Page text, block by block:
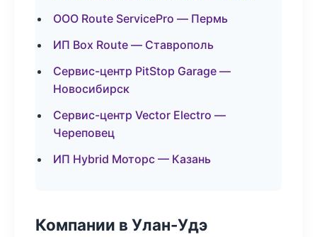
ООО Route ServicePro — Пермь
ИП Box Route — Ставрополь
Сервис-центр PitStop Garage —
Новосибирск
Сервис-центр Vector Electro —
Череповец
ИП Hybrid Моторс — Казань
Компании в Улан-Удэ